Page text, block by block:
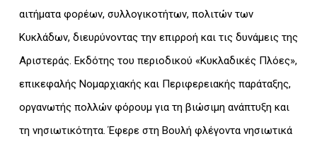
αιτήματα φορέων, συλλογικοτήτων, πολιτών των
Κυκλάδων, διευρύνοντας την επιρροή και τις δυνάμεις της
Αριστεράς. Εκδότης του περιοδικού «Κυκλαδικές Πλόες»,
επικεφαλής Νομαρχιακής και Περιφερειακής παράταξης,
οργανωτής πολλών φόρουμ για τη βιώσιμη ανάπτυξη και
τη νησιωτικότητα. Έφερε στη Βουλή φλέγοντα νησιωτικά